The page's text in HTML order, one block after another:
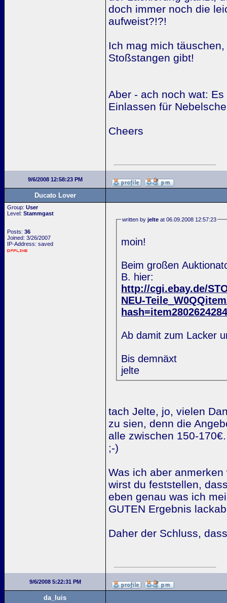
doch immer noch die
aufweist?!?!
Ich mag mich
Stoßstangen gibt!
Aber - ach noch wat:
Einlassen für
Cheers
9/6/2008 12:58:23 PM
Ducato Lover
Group: User
Level: Stammgast
Posts: 36
Joined: 3/26/2007
IP-Address: saved
written byjelte at 06.09.2008 12:57:23
moin!
Beim großen
B. hier:
http://cgi.ebay.de/
NEU-
Ab damit zum Lacker
Bis demnäxt
jelte
tach Jelte, jo, vielen
zu sien, denn die
alle zwischen 150-
;-)
Was ich aber
wirst du feststellen,
eben genau was ich
GUTEN Ergebnis
Daher der Schluss,
9/6/2008 5:22:31 PM
da_luis